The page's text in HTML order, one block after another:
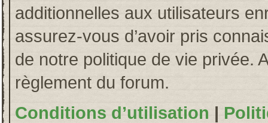
additionnelles aux utilisateurs
assurez-vous d’avoir pris
de notre politique de vie privée.
règlement du forum.
Conditions d’utilisation |